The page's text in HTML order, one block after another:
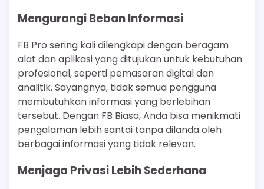
Mengurangi Beban Informasi
FB Pro sering kali dilengkapi dengan beragam
alat dan aplikasi yang ditujukan untuk kebutuhan
profesional, seperti pemasaran digital dan
analitik. Sayangnya, tidak semua pengguna
membutuhkan informasi yang berlebihan
tersebut. Dengan FB Biasa, Anda bisa menikmati
pengalaman lebih santai tanpa dilanda oleh
berbagai informasi yang tidak relevan.
Menjaga Privasi Lebih Sederhana